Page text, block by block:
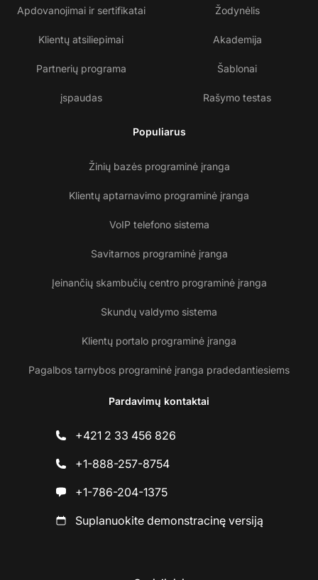
Apdovanojimai ir sertifikatai
Klientų atsiliepimai
Partnerių programa
įspaudas
Žodynėlis
Akademija
Šablonai
Rašymo testas
Populiarus
Žinių bazės programinė įranga
Klientų aptarnavimo programinė įranga
VoIP telefono sistema
Savitarnos programinė įranga
Įeinančių skambučių centro programinė įranga
Skundų valdymo sistema
Klientų portalo programinė įranga
Pagalbos tarnybos programinė įranga pradedantiesiems
Pardavimų kontaktai
+421 2 33 456 826
+1-888-257-8754
+1-786-204-1375
Suplanuokite demonstracinę versiją